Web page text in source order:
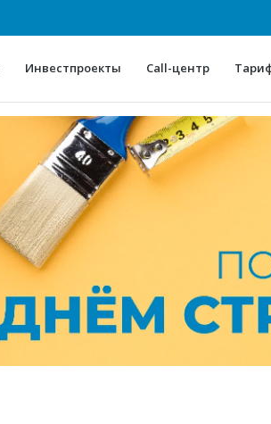
Инвестпроекты Call-центр
О проекте
Конкурентные преимущества
Горячие объекты
Глоссарий